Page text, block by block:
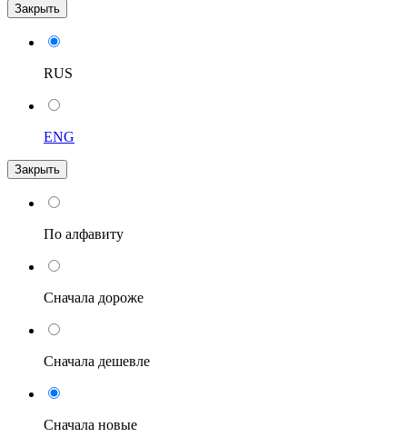
Закрыть
RUS
ENG
Закрыть
По алфавиту
Сначала дороже
Сначала дешевле
Сначала новые